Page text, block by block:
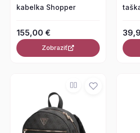
kabelka Shopper
155,00 €
Zobraziť